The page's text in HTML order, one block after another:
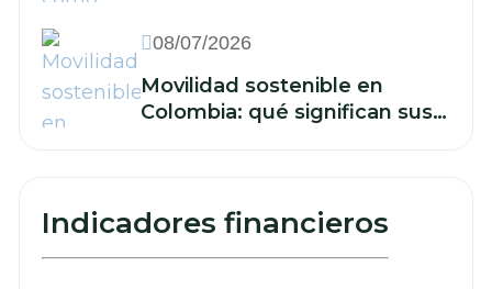
deben hacer
08/07/2026
Movilidad sostenible en
Colombia: qué significan sus
Indicadores financieros